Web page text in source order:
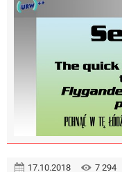
17.10.2018 7 294